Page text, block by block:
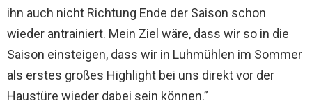
ihn auch nicht Richtung Ende der Saison schon
wieder antrainiert. Mein Ziel wäre, dass wir so in die
Saison einsteigen, dass wir in Luhmühlen im Sommer
als erstes großes Highlight bei uns direkt vor der
Haustüre wieder dabei sein können.”